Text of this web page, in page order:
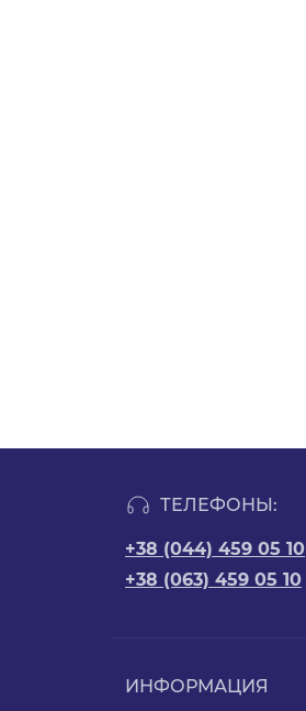
ТЕЛЕФОНЫ:
+38 (044) 459 05 10
+38 (063) 459 05 10
ИНФОРМАЦИЯ